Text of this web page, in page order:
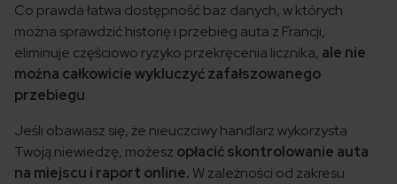
Co prawda łatwa dostępność baz danych, w których
można sprawdzić historię i przebieg auta z Francji,
eliminuje częściowo ryzyko przekręcenia licznika, ale nie
można całkowicie wykluczyć zafałszowanego
przebiegu.
Jeśli obawiasz się, że nieuczciwy handlarz wykorzysta
Twoją niewiedzę, możesz opłacić skontrolowanie auta
na miejscu i raport online. W zależności od zakresu